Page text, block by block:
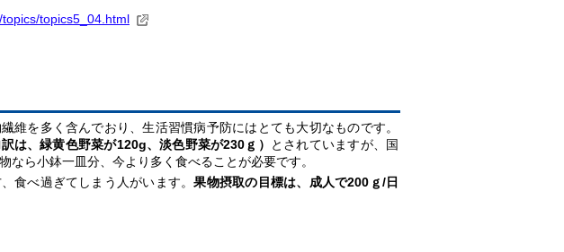
topics5_04.html
維を多く含んでおり、生活習慣病予防にはとても大切なものです。
は、緑黄色野菜が120g、淡色野菜が230ｇ）
とされていますが、国
なら小鉢一皿分、今より多く食べることが必要です。
食べ過ぎてしまう人がいます。果物摂取の目標は、成人で200ｇ/日